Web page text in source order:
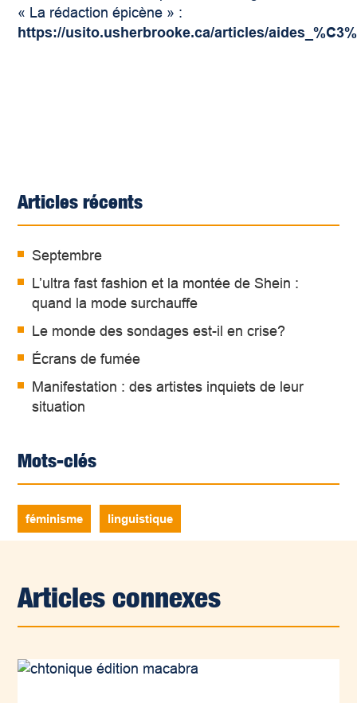
« La rédaction épicène » :
https://usito.usherbrooke.ca/articles/
Articles récents
Septembre
L’ultra fast fashion et la montée de Shein :
quand la mode surchauffe
Le monde des sondages est-il en crise?
Écrans de fumée
Manifestation : des artistes inquiets de leur
situation
Mots-clés
féminisme linguistique
Articles connexes